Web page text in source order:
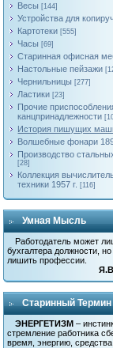
Весы [144]
Устройства для
Картотеки [555]
Часы [69]
Старинная офисная
Настольные пейзажи
Чернильницы [277]
Ластики [23]
Прочие
канцпринадлежности
История пишущих
Волшебные фонари
Производство
[28]
Коллекция
техники 1957 г. [116]
Умная Мысль
Работодатель может
бухгалтера должности,
лишить профессии.
Старинный Термин
ЭНЕРГЕТИЗМ –
стремление работника
время, энергию, средства